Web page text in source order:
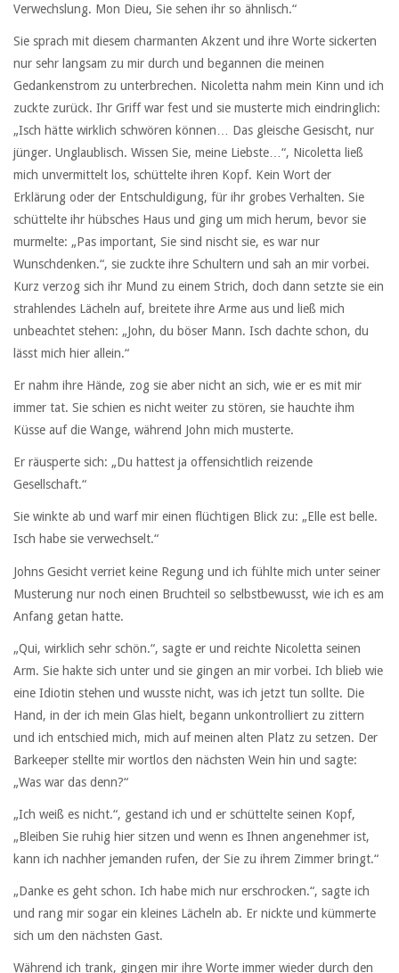
Verwechslung. Mon Dieu, Sie sehen ihr so ähnlisch.“
Sie sprach mit diesem charmanten Akzent und ihre Worte sickerten
nur sehr langsam zu mir durch und begannen die meinen
Gedankenstrom zu unterbrechen. Nicoletta nahm mein Kinn und ich
zuckte zurück. Ihr Griff war fest und sie musterte mich eindringlich:
„Isch hätte wirklich schwören können… Das gleische Gesischt, nur
jünger. Unglaublisch. Wissen Sie, meine Liebste…“, Nicoletta ließ
mich unvermittelt los, schüttelte ihren Kopf. Kein Wort der
Erklärung oder der Entschuldigung, für ihr grobes Verhalten. Sie
schüttelte ihr hübsches Haus und ging um mich herum, bevor sie
murmelte: „Pas important, Sie sind nischt sie, es war nur
Wunschdenken.“, sie zuckte ihre Schultern und sah an mir vorbei.
Kurz verzog sich ihr Mund zu einem Strich, doch dann setzte sie ein
strahlendes Lächeln auf, breitete ihre Arme aus und ließ mich
unbeachtet stehen: „John, du böser Mann. Isch dachte schon, du
lässt mich hier allein.“
Er nahm ihre Hände, zog sie aber nicht an sich, wie er es mit mir
immer tat. Sie schien es nicht weiter zu stören, sie hauchte ihm
Küsse auf die Wange, während John mich musterte.
Er räusperte sich: „Du hattest ja offensichtlich reizende
Gesellschaft.“
Sie winkte ab und warf mir einen flüchtigen Blick zu: „Elle est belle.
Isch habe sie verwechselt.“
Johns Gesicht verriet keine Regung und ich fühlte mich unter seiner
Musterung nur noch einen Bruchteil so selbstbewusst, wie ich es am
Anfang getan hatte.
„Qui, wirklich sehr schön.“, sagte er und reichte Nicoletta seinen
Arm. Sie hakte sich unter und sie gingen an mir vorbei. Ich blieb wie
eine Idiotin stehen und wusste nicht, was ich jetzt tun sollte. Die
Hand, in der ich mein Glas hielt, begann unkontrolliert zu zittern
und ich entschied mich, mich auf meinen alten Platz zu setzen. Der
Barkeeper stellte mir wortlos den nächsten Wein hin und sagte:
„Was war das denn?“
„Ich weiß es nicht.“, gestand ich und er schüttelte seinen Kopf,
„Bleiben Sie ruhig hier sitzen und wenn es Ihnen angenehmer ist,
kann ich nachher jemanden rufen, der Sie zu ihrem Zimmer bringt.“
„Danke es geht schon. Ich habe mich nur erschrocken.“, sagte ich
und rang mir sogar ein kleines Lächeln ab. Er nickte und kümmerte
sich um den nächsten Gast.
Während ich trank, gingen mir ihre Worte immer wieder durch den